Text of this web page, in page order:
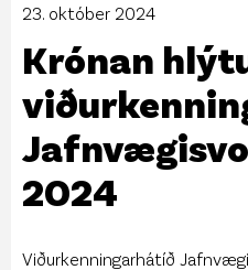
23. október 2024
Krónan
2024
Viðurkenningarhátíð